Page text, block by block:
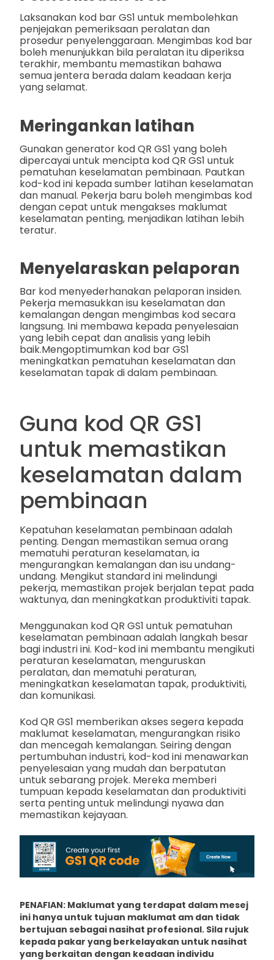
Laksanakan kod bar GS1 untuk membolehkan
penjejakan pemeriksaan peralatan dan
prosedur penyelenggaraan. Mengimbas kod bar
boleh menunjukkan bila peralatan itu diperiksa
terakhir, membantu memastikan bahawa
semua jentera berada dalam keadaan kerja
yang selamat.
Meringankan latihan
Gunakan generator kod QR GS1 yang boleh
dipercayai untuk mencipta kod QR GS1 untuk
pematuhan keselamatan pembinaan. Pautkan
kod-kod ini kepada sumber latihan keselamatan
dan manual. Pekerja baru boleh mengimbas kod
dengan cepat untuk mengakses maklumat
keselamatan penting, menjadikan latihan lebih
teratur.
Menyelaraskan pelaporan
Bar kod menyederhanakan pelaporan insiden.
Pekerja memasukkan isu keselamatan dan
kemalangan dengan mengimbas kod secara
langsung. Ini membawa kepada penyelesaian
yang lebih cepat dan analisis yang lebih
baik.Mengoptimumkan kod bar GS1
meningkatkan pematuhan keselamatan dan
keselamatan tapak di dalam pembinaan.
Guna kod QR GS1
untuk memastikan
keselamatan dalam
pembinaan
Kepatuhan keselamatan pembinaan adalah
penting. Dengan memastikan semua orang
mematuhi peraturan keselamatan, ia
mengurangkan kemalangan dan isu undang-
undang. Mengikut standard ini melindungi
pekerja, memastikan projek berjalan tepat pada
waktunya, dan meningkatkan produktiviti tapak.
Menggunakan kod QR GS1 untuk pematuhan
keselamatan pembinaan adalah langkah besar
bagi industri ini. Kod-kod ini membantu mengikuti
peraturan keselamatan, menguruskan
peralatan, dan mematuhi peraturan,
meningkatkan keselamatan tapak, produktiviti,
dan komunikasi.
Kod QR GS1 memberikan akses segera kepada
maklumat keselamatan, mengurangkan risiko
dan mencegah kemalangan. Seiring dengan
pertumbuhan industri, kod-kod ini menawarkan
penyelesaian yang mudah dan berpatutan
untuk sebarang projek. Mereka memberi
tumpuan kepada keselamatan dan produktiviti
serta penting untuk melindungi nyawa dan
memastikan kejayaan.
PENAFIAN: Maklumat yang terdapat dalam mesej
ini hanya untuk tujuan maklumat am dan tidak
bertujuan sebagai nasihat profesional. Sila rujuk
kepada pakar yang berkelayakan untuk nasihat
yang berkaitan dengan keadaan individu